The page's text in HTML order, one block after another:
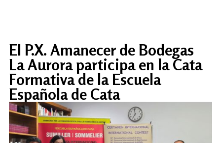
El P.X. Amanecer de Bodegas
La Aurora participa en la Cata
Formativa de la Escuela
Española de Cata